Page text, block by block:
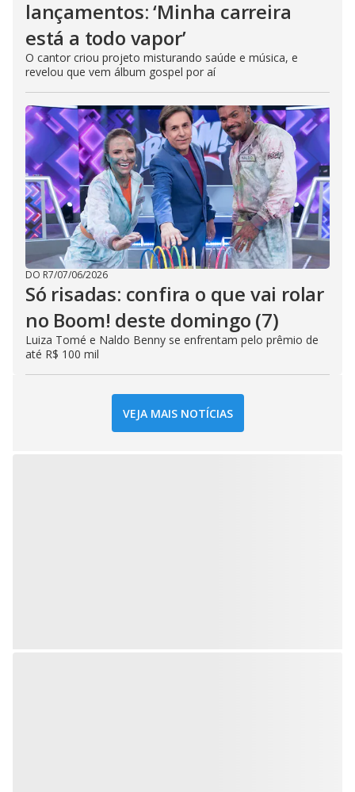
lançamentos: ‘Minha carreira
está a todo vapor’
O cantor criou projeto misturando saúde e música, e
revelou que vem álbum gospel por aí
DO R7/07/06/2026
Só risadas: confira o que vai rolar
no Boom! deste domingo (7)
Luiza Tomé e Naldo Benny se enfrentam pelo prêmio de
até R$ 100 mil
VEJA MAIS NOTÍCIAS